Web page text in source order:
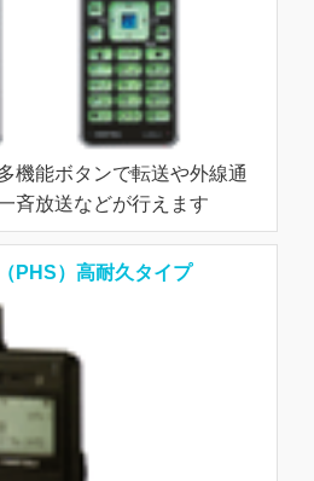
機能ボタンで転送や外線通
斉放送などが行えます
PHS）高耐久タイプ